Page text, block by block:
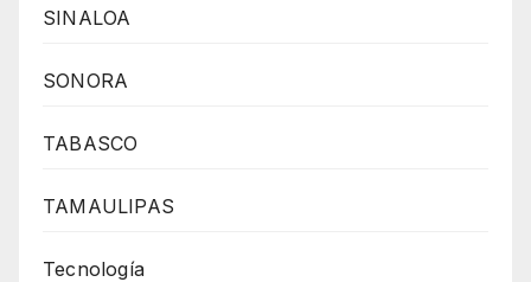
SINALOA
SONORA
TABASCO
TAMAULIPAS
Tecnología